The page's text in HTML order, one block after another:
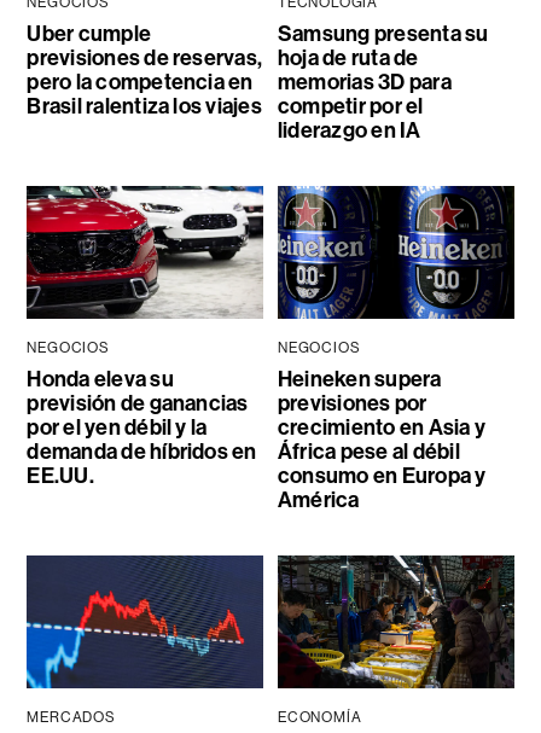
Uber cumple
previsiones de reservas,
pero la competencia en
Brasil ralentiza los viajes
Samsung presenta su
hoja de ruta de
memorias 3D para
competir por el
liderazgo en IA
NEGOCIOS
Honda eleva su
previsión de ganancias
por el yen débil y la
demanda de híbridos en
EE.UU.
NEGOCIOS
Heineken supera
previsiones por
crecimiento en Asia y
África pese al débil
consumo en Europa y
América
MERCADOS ECONOMÍA